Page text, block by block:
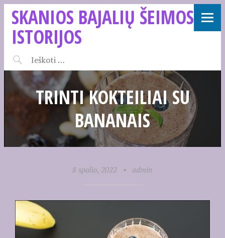
SKANIOS BAJALIŲ ŠEIMOS
ISTORIJOS
TRINTI KOKTEILIAI SU
BANANAIS
8 spalio, 2022 • admin